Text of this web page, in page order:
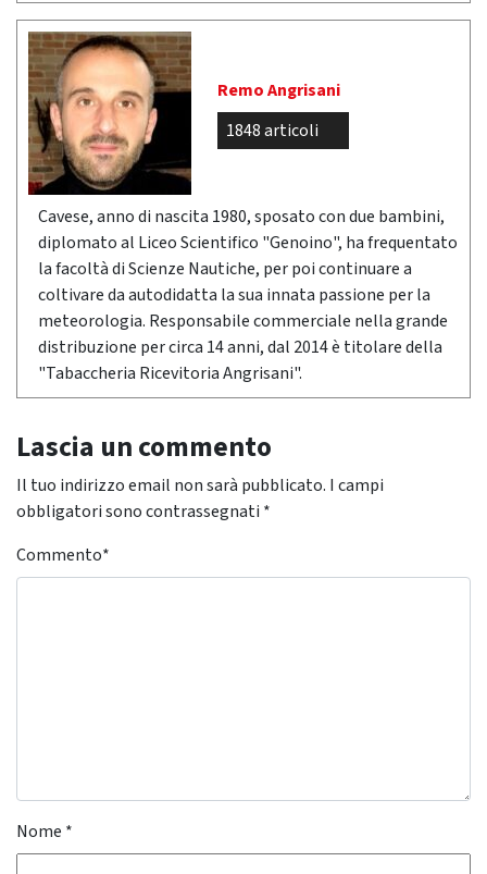
Remo Angrisani
1848 articoli
Cavese, anno di nascita 1980, sposato con due bambini,
diplomato al Liceo Scientifico "Genoino", ha frequentato
la facoltà di Scienze Nautiche, per poi continuare a
coltivare da autodidatta la sua innata passione per la
meteorologia. Responsabile commerciale nella grande
distribuzione per circa 14 anni, dal 2014 è titolare della
"Tabaccheria Ricevitoria Angrisani".
Lascia un commento
Il tuo indirizzo email non sarà pubblicato. I campi
obbligatori sono contrassegnati *
Commento*
Nome *